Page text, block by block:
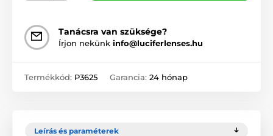
Tanácsra van szüksége?
Írjon nekünk info@luciferlenses.hu
Termékkód: P3625 Garancia: 24 hónap
Leírás és paraméterek